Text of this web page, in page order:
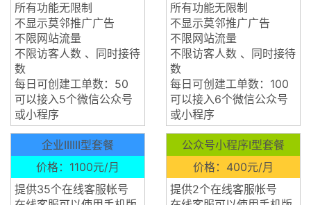
所有功能无限制
不显示莫邻推广广告
不限网站流量
不限访客人数 、同时接待
数
每日可创建工单数：50
可以接入5个微信公众号
或小程序
所有功能无限制
不显示莫邻推广广告
不限网站流量
不限访客人数 、同时接待
数
每日可创建工单数：100
可以接入6个微信公众号
或小程序
企业IIIIII型套餐
价格：1100元/月
提供35个在线客服帐号
公众号小程序I型套餐
价格：400元/月
提供2个在线客服帐号